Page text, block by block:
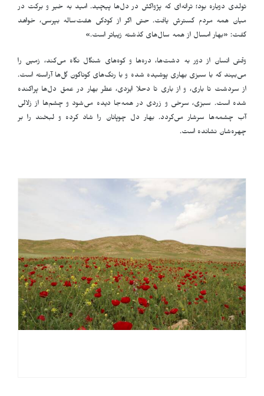
تولدی دوباره بود؛ ترانه‌ای که پژواکش در دل‌ها پیچید. امید به خیر و برکت در
میان همه مردم گسترش یافت. حتی اگر از کودکی هفت‌ساله بپرسی، خواهد
گفت: «بهار امسال از همه سال‌های گذشته زیباتر است.»
وقتی انسان از دور به دشت‌ها، دره‌ها و کوه‌های شنگال نگاه می‌کند، زمین را
می‌بیند که با سبزی بهاری پوشیده شده و با رنگ‌های گوناگون گل‌ها آراسته است.
از سردشت تا باری، و از باری تا دحلا ایزدی، عطر بهار در عمق دل‌ها پراکنده
شده است. سبزی، سرخی و زردی در همه‌جا دیده می‌شود و چشم‌ها از زلالی
آب چشمه‌ها سرشار می‌گردد. بهار دل چوپانان را شاد کرده و لبخند را بر
چهره‌شان نشانده است.